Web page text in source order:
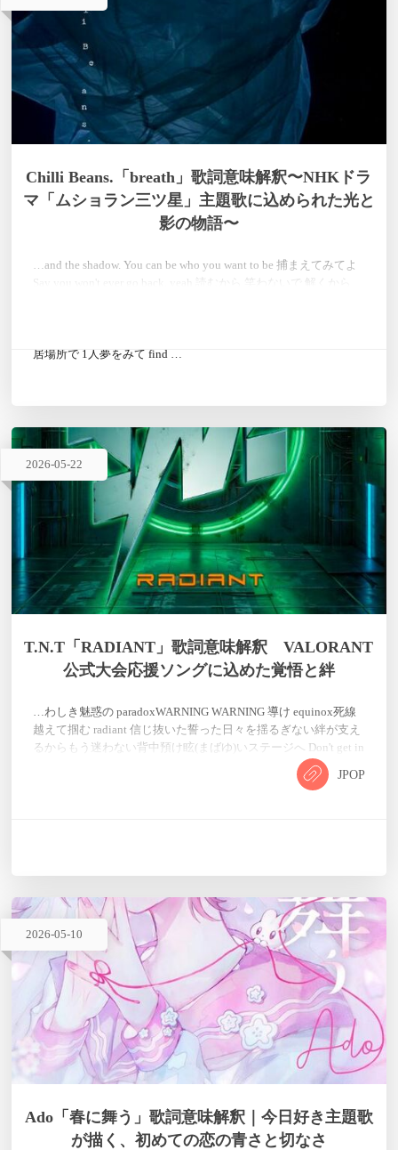
Chilli Beans.「breath」歌詞意味解釈〜NHKドラ
マ「ムショラン三ツ星」主題歌に込められた光と
影の物語〜
…and the shadow. You can be who you want to be 捕まえてみてよ
Say you won't ever go back. yeah 読むから 笑わないで 解くから
居場所で 1人夢をみて find …
2026-05-22
T.N.T「RADIANT」歌詞意味解釈 VALORANT
公式大会応援ソングに込めた覚悟と絆
JPOP
…わしき魅惑の paradoxWARNING WARNING 導け equinox死線
越えて掴む radiant 信じ抜いた誓った日々を揺るぎない絆が支え
るからもう迷わない背中預け眩(まばゆ)いステージへ Don't get in
my way!共に刻(きざ)もう孤高の頂点(トップ)へ覚悟を決め切り
開く世界勝利の凱歌(アンセム)をWe'll never back downWelcome
2026-05-10
Ado「春に舞う」歌詞意味解釈｜今日好き主題歌
が描く、初めての恋の青さと切なさ